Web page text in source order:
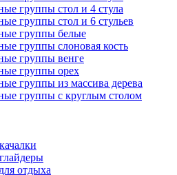
группы стол и 4 стула
группы стол и 6 стульев
группы белые
группы слоновая кость
группы венге
группы орех
группы из массива дерева
группы с круглым столом
отдыха